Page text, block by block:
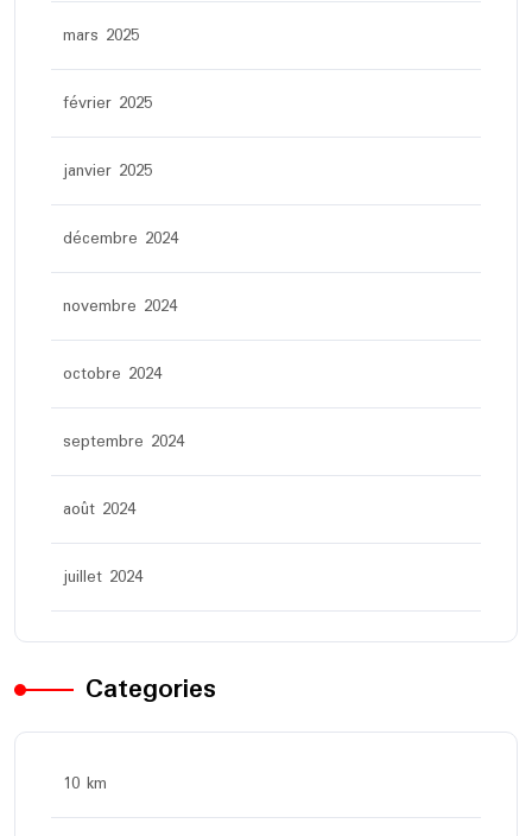
mars 2025
février 2025
janvier 2025
décembre 2024
novembre 2024
octobre 2024
septembre 2024
août 2024
juillet 2024
Categories
10 km